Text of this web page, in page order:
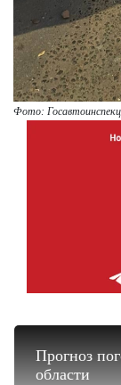
Фото:
Прогноз
области